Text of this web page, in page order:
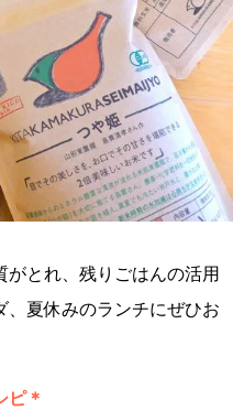
とれ、残りごはんの活用
、夏休みのランチにぜひお
ピ＊